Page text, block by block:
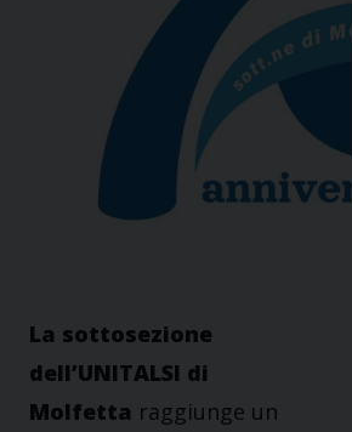
La sottosezione
dell’UNITALSI di
Molfetta raggiunge un